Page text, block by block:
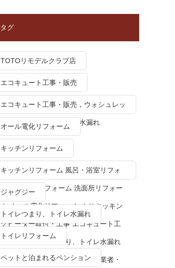
タグ
TOTOリモデルクラブ店
エコキュート工事・販売
エコキュート工事・販売，ウォシュレッ
ト トイレつまり、トイレ水漏れ
オール電化リフォーム
キッチンリフォーム
キッチンリフォーム 風呂・浴室リフォ
ーム トイレリフォーム 洗面所リフォー
ム オール電化リフォーム ＩＨクッキン
グヒーター取付・工事 エコキュート工
事・販売 トイレつまり、トイレ水漏れ
水栓金具修理・交換 リフォーム業者・
ジャグジー
トイレつまり、トイレ水漏れ
トイレリフォーム
ペットと泊まれるペンション